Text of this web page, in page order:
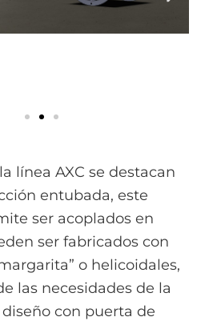
línea AXC se destacan
entubada, este
ser acoplados en
ser fabricados con
o helicoidales,
las necesidades de la
con puerta de